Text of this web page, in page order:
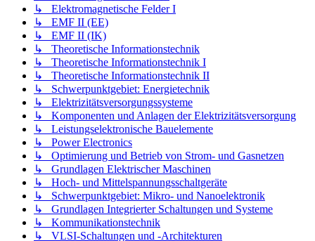
↳ Elektromagnetische Felder I
↳ EMF II (EE)
↳ EMF II (IK)
↳ Theoretische Informationstechnik
↳ Theoretische Informationstechnik I
↳ Theoretische Informationstechnik II
↳ Schwerpunktgebiet: Energietechnik
↳ Elektrizitätsversorgungssysteme
↳ Komponenten und Anlagen der Elektrizitätsversorgung
↳ Leistungselektronische Bauelemente
↳ Power Electronics
↳ Optimierung und Betrieb von Strom- und Gasnetzen
↳ Grundlagen Elektrischer Maschinen
↳ Hoch- und Mittelspannungsschaltgeräte
↳ Schwerpunktgebiet: Mikro- und Nanoelektronik
↳ Grundlagen Integrierter Schaltungen und Systeme
↳ Kommunikationstechnik
↳ VLSI-Schaltungen und -Architekturen